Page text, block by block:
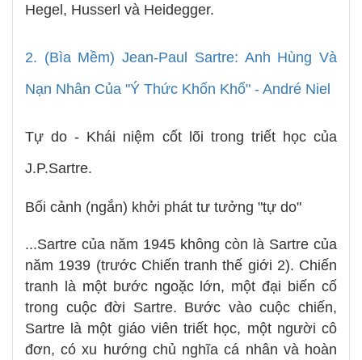
Hegel, Husserl và Heidegger.
2. (Bìa Mềm) Jean-Paul Sartre: Anh Hùng Và
Nạn Nhân Của "Ý Thức Khốn Khổ" - André Niel
Tự do - Khái niệm cốt lõi trong triết học của
J.P.Sartre.
Bối cảnh (ngắn) khởi phát tư tưởng "tự do"
...Sartre của năm 1945 không còn là Sartre của
năm 1939 (trước Chiến tranh thế giới 2). Chiến
tranh là một bước ngoặc lớn, một đại biến cố
trong cuộc đời Sartre. Bước vào cuộc chiến,
Sartre là một giáo viên triết học, một người cô
đơn, có xu hướng chủ nghĩa cá nhân và hoàn